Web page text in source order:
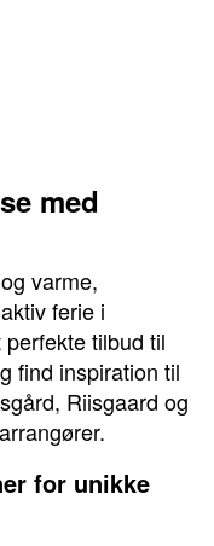
med
varme,
ferie i
tilbud til
find inspiration til
Riisgaard og
for unikke